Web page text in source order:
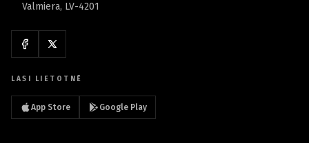
Valmiera, LV-4201
LASI LIETOTNĒ
App Store Google Play